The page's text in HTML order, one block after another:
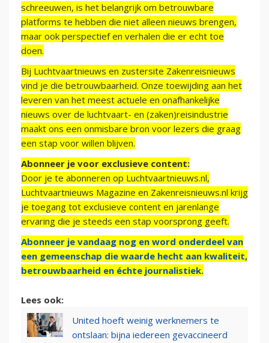
schreeuwen, is het belangrijk om betrouwbare
platforms te hebben die niet alleen nieuws brengen,
maar ook perspectief en verhalen die er echt toe
doen.
Bij Luchtvaartnieuws en zustersite Zakenreisnieuws
vind je die betrouwbaarheid. Onze toewijding aan het
leveren van het meest actuele en onafhankelijke
nieuws over de luchtvaart- en (zaken)reisindustrie
maakt ons een onmisbare bron voor lezers die graag
een stap voor willen blijven.
Abonneer je voor exclusieve content:
Door je te abonneren op Luchtvaartnieuws.nl,
Luchtvaartnieuws Magazine en Zakenreisnieuws.nl krijg
je toegang tot exclusieve content en jarenlange
ervaring die je steeds een stap voorsprong geeft.
Abonneer je vandaag nog en word onderdeel van
een gemeenschap die waarde hecht aan kwaliteit,
betrouwbaarheid en échte journalistiek.
Lees ook:
United hoeft weinig werknemers te
ontslaan: bijna iedereen gevaccineerd